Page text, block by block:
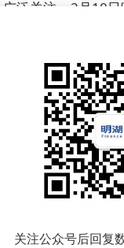
泛关注。2月10
正式停产的消
主。据统计，初
”了小米汽车科技
把手设计已提前
低了故障率。新
深圳、杭州、成
关注公众号后回复